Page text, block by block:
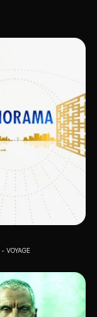
VOYAGE